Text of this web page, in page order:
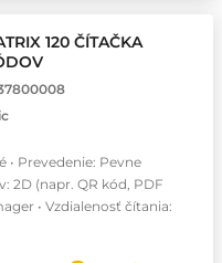
120 ČÍTAČKA
• Prevedenie: Pevne
2D (napr. QR kód, PDF
• Vzdialenosť čítania: